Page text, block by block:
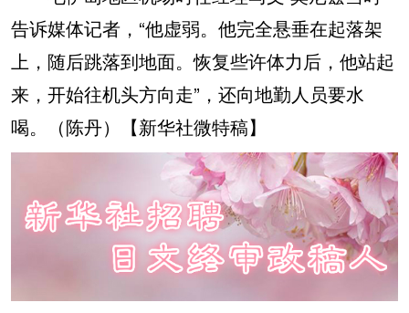
告诉媒体记者，“他虚弱。他完全悬垂在起落架
上，随后跳落到地面。恢复些许体力后，他站起
来，开始往机头方向走”，还向地勤人员要水
喝。（陈丹）【新华社微特稿】